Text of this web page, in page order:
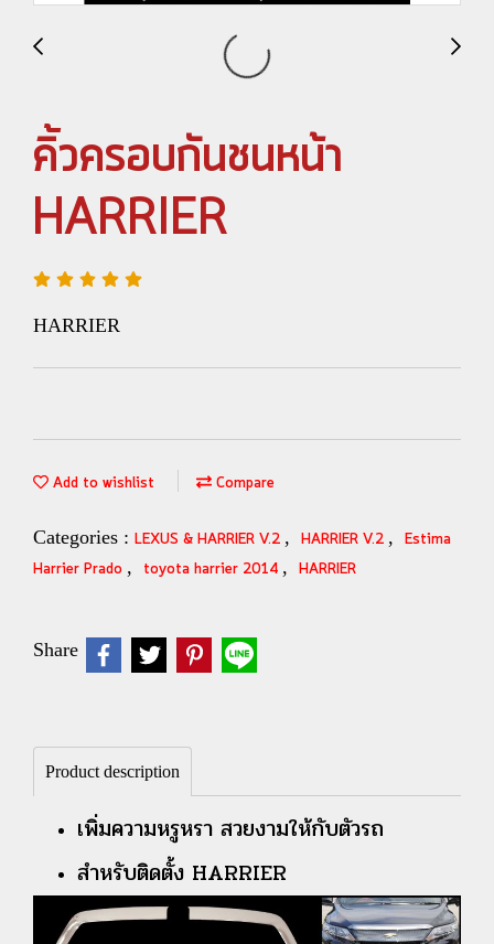
คิ้วครอบกันชนหน้า
HARRIER
HARRIER
Add to wishlist Compare
Categories : LEXUS & HARRIER V.2 , HARRIER V.2 , Estima
Harrier Prado , toyota harrier 2014 , HARRIER
Share
Product description
เพิ่มความหรูหรา สวยงามให้กับตัวรถ
สำหรับติดตั้ง HARRIER